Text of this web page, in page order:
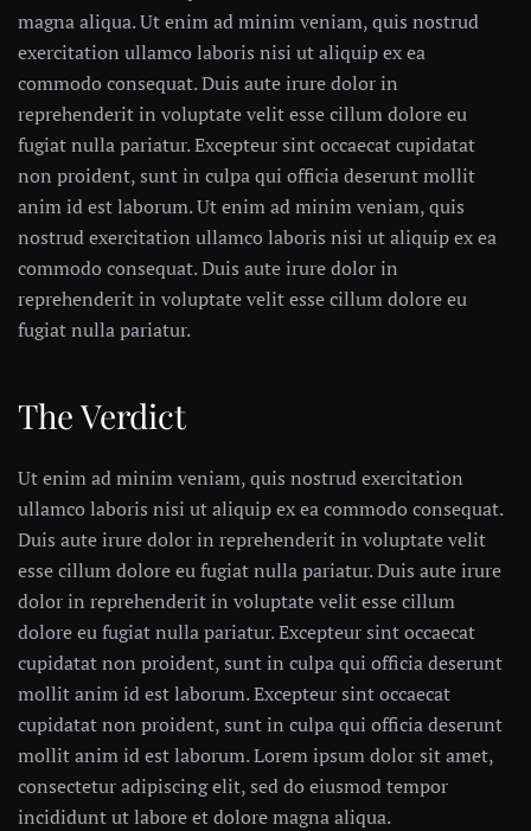
magna aliqua. Ut enim ad minim veniam, quis nostrud
exercitation ullamco laboris nisi ut aliquip ex ea
commodo consequat. Duis aute irure dolor in
reprehenderit in voluptate velit esse cillum dolore eu
fugiat nulla pariatur. Excepteur sint occaecat cupidatat
non proident, sunt in culpa qui officia deserunt mollit
anim id est laborum. Ut enim ad minim veniam, quis
nostrud exercitation ullamco laboris nisi ut aliquip ex ea
commodo consequat. Duis aute irure dolor in
reprehenderit in voluptate velit esse cillum dolore eu
fugiat nulla pariatur.
The Verdict
Ut enim ad minim veniam, quis nostrud exercitation
ullamco laboris nisi ut aliquip ex ea commodo consequat.
Duis aute irure dolor in reprehenderit in voluptate velit
esse cillum dolore eu fugiat nulla pariatur. Duis aute irure
dolor in reprehenderit in voluptate velit esse cillum
dolore eu fugiat nulla pariatur. Excepteur sint occaecat
cupidatat non proident, sunt in culpa qui officia deserunt
mollit anim id est laborum. Excepteur sint occaecat
cupidatat non proident, sunt in culpa qui officia deserunt
mollit anim id est laborum. Lorem ipsum dolor sit amet,
consectetur adipiscing elit, sed do eiusmod tempor
incididunt ut labore et dolore magna aliqua.